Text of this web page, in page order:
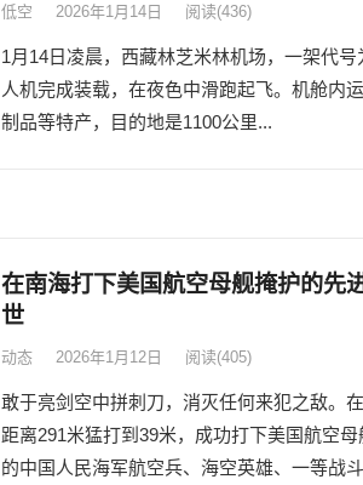
低空 2026年1月14日 阅读(436)
1月14日凌晨，西藏林芝米林机场，一架代号
人机完成装载，在夜色中滑跑起飞。机舱内
制品等特产，目的地是1100公里...
在南海打下美国航空母舰掩护的先
世
动态 2026年1月12日 阅读(405)
敢于亮剑空中拼刺刀，消灭任何来犯之敌。
距离291米猛打到39米，成功打下美国航空
的中国人民海军航空兵、海空英雄、一等战